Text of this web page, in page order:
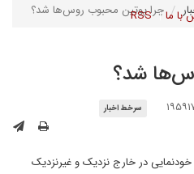
با ما RSS
چرا پوتین محبوب روس‌ها شد؟
شد؟
سرخط اخبار
در خارج نزدیک و غیرنزدیک